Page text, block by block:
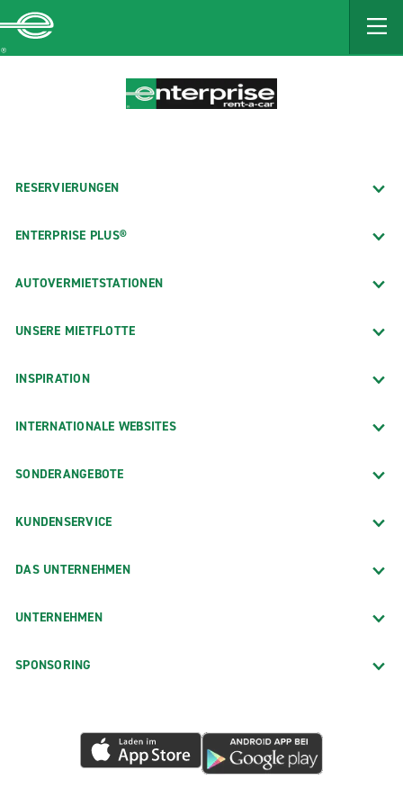
MAIN
CONTENT
RESERVIERUNGEN
ENTERPRISE PLUS®
AUTOVERMIETSTATIONEN
UNSERE MIETFLOTTE
INSPIRATION
INTERNATIONALE WEBSITES
SONDERANGEBOTE
KUNDENSERVICE
DAS UNTERNEHMEN
UNTERNEHMEN
SPONSORING